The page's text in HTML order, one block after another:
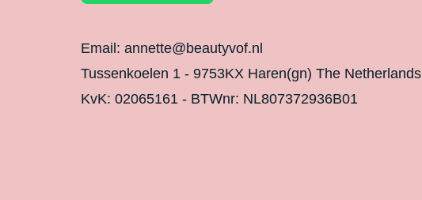
Email: annette@beautyvof.nl
Tussenkoelen 1 - 9753KX Haren(gn) The Netherlands
KvK: 02065161 - BTWnr: NL807372936B01